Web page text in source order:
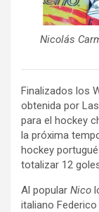
Nicolás
Finalizados los
obtenida por
para el hockey
la próxima
hockey
totalizar 12
Al popular Nico
italiano